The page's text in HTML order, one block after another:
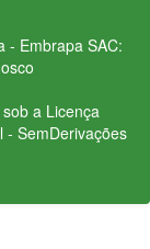
- Embrapa SAC:
a Licença
SemDerivações